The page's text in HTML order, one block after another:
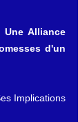
Alliance
d'un
Implications